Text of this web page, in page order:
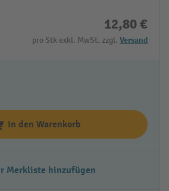
12,80 €
pro Stk exkl. MwSt. zzgl. Versand
In den Warenkorb
Merkliste hinzufügen